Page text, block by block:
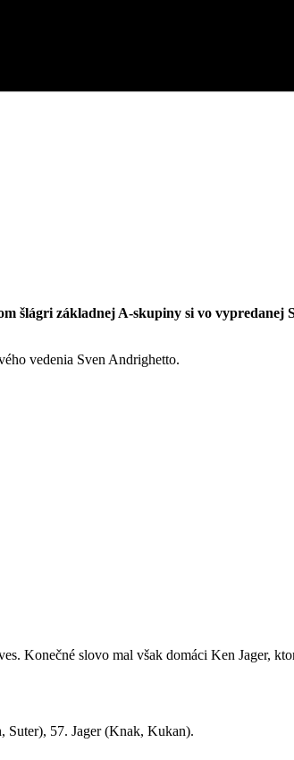
šlágri základnej A-skupiny si vo
vedenia Sven Andrighetto.
Konečné slovo mal však domáci Ken Jager,
Suter), 57. Jager (Knak, Kukan).